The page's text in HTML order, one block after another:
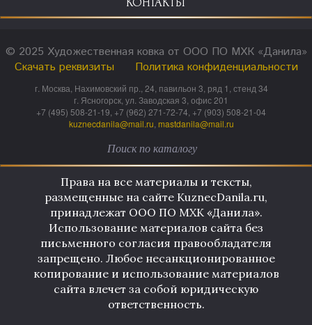
© 2025 Художественная ковка от ООО ПО МХК «Данила»
Скачать реквизиты
Политика конфиденциальности
г. Москва, Нахимовский пр., 24, павильон 3, ряд 1, стенд 34
г. Ясногорск, ул. Заводская 3, офис 201
+7 (495) 508-21-19, +7 (962) 271-72-74, +7 (903) 508-21-04
kuznecdanila@mail.ru mastdanila@mail.ru
Права на все материалы и тексты,
размещенные на сайте KuznecDanila.ru,
принадлежат ООО ПО МХК «Данила».
Использование материалов сайта без
письменного согласия правообладателя
запрещено. Любое несанкционированное
копирование и использование материалов
сайта влечет за собой юридическую
ответственность.